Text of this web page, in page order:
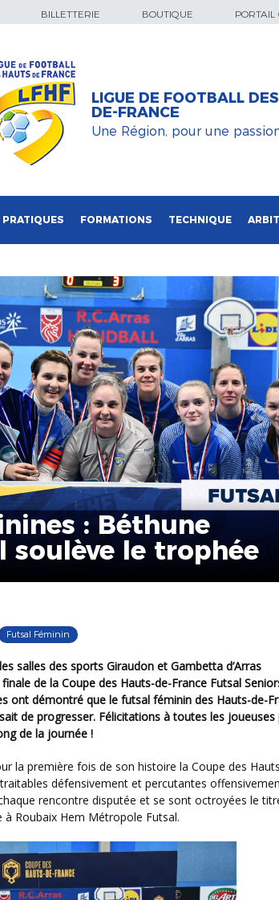
BILLETTERIE BOUTIQUE PORTAIL
LIGUE DE FOOTBALL
DE-FRANCE
Une Région, pour une
PRATIQUES FORMATIONS TECHNIQUE
: Béthune
soulève le trophée
Futsal Féminin
de la Coupe des Hauts-de-France Futsal
ont démontré que le futsal féminin des Hauts-de-
de progresser. Félicitations à toutes les joueuses
de la journée !
défensivement et percutantes
rencontre disputée et se sont octroyées le
Roubaix Hem Métropole Futsal.